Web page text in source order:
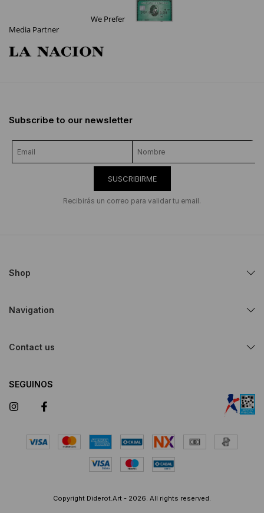
We Prefer
Media Partner
Subscribe to our newsletter
SUSCRIBIRME
Recibirás un correo para validar tu email.
Shop
Navigation
Contact us
SEGUINOS
Copyright Diderot.Art - 2026. All rights reserved.